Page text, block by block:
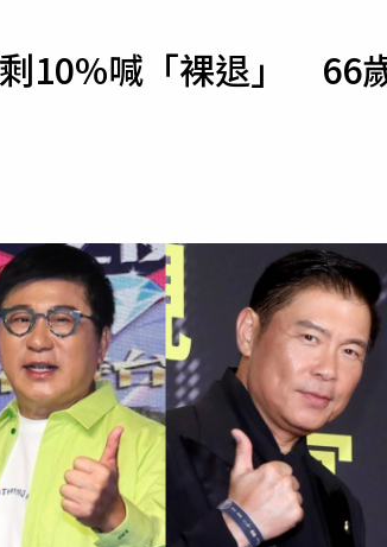
運勢
10%喊「裸退」 66